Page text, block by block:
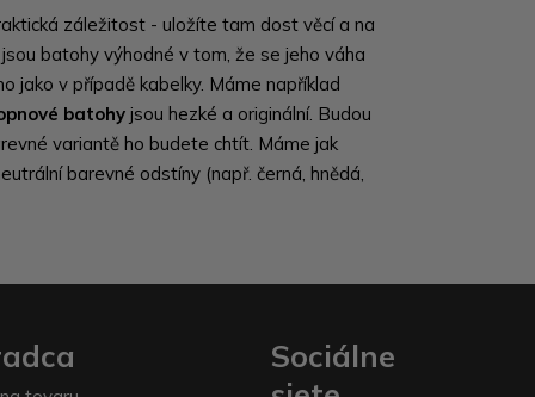
záležitost - uložíte tam dost věcí a na
batohy výhodné v tom, že se jeho váha
jako v případě kabelky. Máme například
batohy jsou hezké a originální. Budou
variantě ho budete chtít. Máme jak
barevné odstíny (např. černá, hnědá,
Sociálne